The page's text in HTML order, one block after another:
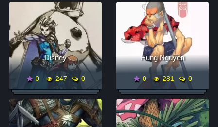
Disney
0 247 0
Hung Nguyen
0 281 0